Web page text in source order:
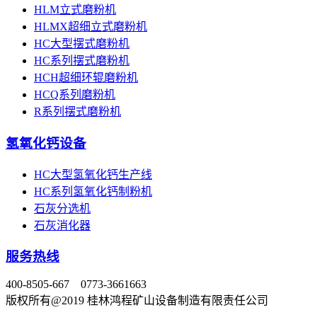
HLM立式磨粉机
HLMX超细立式磨粉机
HC大型摆式磨粉机
HC系列摆式磨粉机
HCH超细环辊磨粉机
HCQ系列磨粉机
R系列摆式磨粉机
氢氧化钙设备
HC大型氢氧化钙生产线
HC系列氢氧化钙制粉机
石灰分选机
石灰消化器
服务热线
400-8505-667 0773-3661663
版权所有@2019 桂林鸿程矿山设备制造有限责任公司